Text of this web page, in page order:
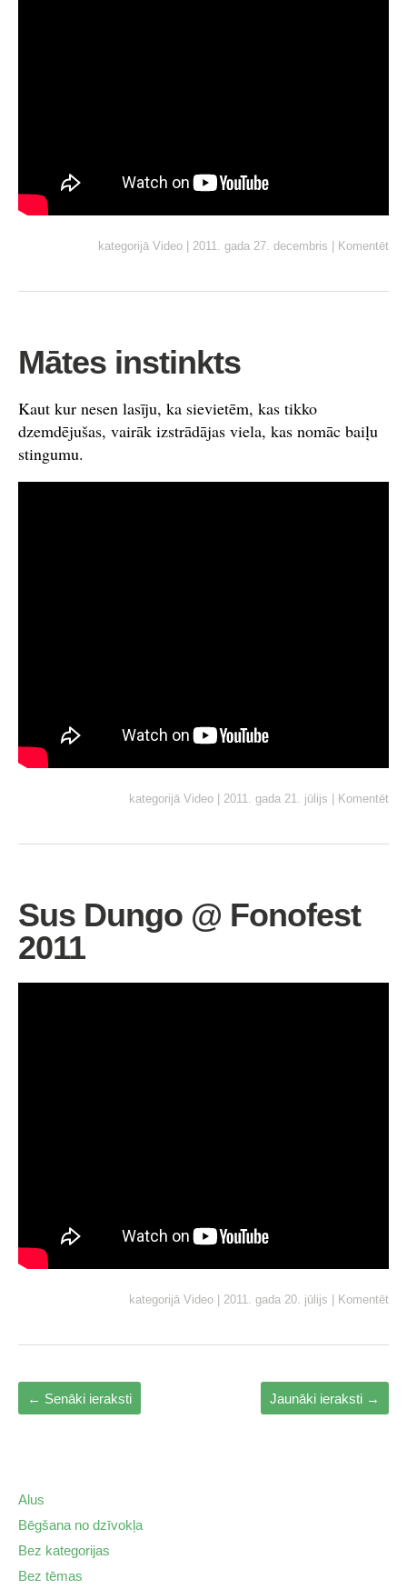
kategorijā Video 2011. gada 27. decembris Komentēt
Mātes instinkts
Kaut kur nesen lasīju, ka sievietēm, kas tikko
dzemdējušas, vairāk izstrādājas viela, kas nomāc baiļu
stingumu.
kategorijā Video 2011. gada 21. jūlijs Komentēt
Sus Dungo @ Fonofest
2011
kategorijā Video 2011. gada 20. jūlijs Komentēt
← Senāki ieraksti Jaunāki ieraksti →
Alus
Bēgšana no dzīvokļa
Bez kategorijas
Bez tēmas